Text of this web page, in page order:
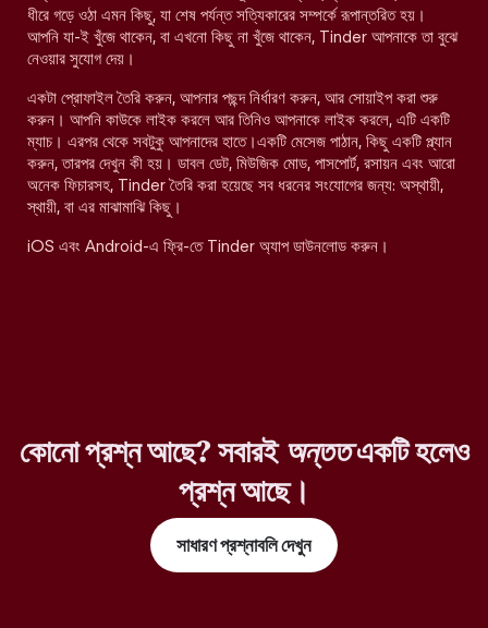
ধীরে গড়ে ওঠা এমন কিছু, যা শেষ পর্যন্ত সত্যিকারের সম্পর্কে রূপান্তরিত হয়।
আপনি যা-ই খুঁজে থাকেন, বা এখনো কিছু না খুঁজে থাকেন, Tinder আপনাকে তা বুঝে
নেওয়ার সুযোগ দেয়।
একটা প্রোফাইল তৈরি করুন, আপনার পছন্দ নির্ধারণ করুন, আর সোয়াইপ করা শুরু
করুন। আপনি কাউকে লাইক করলে আর তিনিও আপনাকে লাইক করলে, এটি একটি
ম্যাচ। এরপর থেকে সবটুকু আপনাদের হাতে।একটি মেসেজ পাঠান, কিছু একটি প্ল্যান
করুন, তারপর দেখুন কী হয়। ডাবল ডেট, মিউজিক মোড, পাসপোর্ট, রসায়ন এবং আরো
অনেক ফিচারসহ, Tinder তৈরি করা হয়েছে সব ধরনের সংযোগের জন্য: অস্থায়ী,
স্থায়ী, বা এর মাঝামাঝি কিছু।
iOS এবং Android-এ ফ্রি-তে Tinder অ্যাপ ডাউনলোড করুন।
কোনো প্রশ্ন আছে? সবারইঅন্ততএকটি হলেও
প্রশ্ন আছে।
সাধারণ প্রশ্নাবলি দেখুন